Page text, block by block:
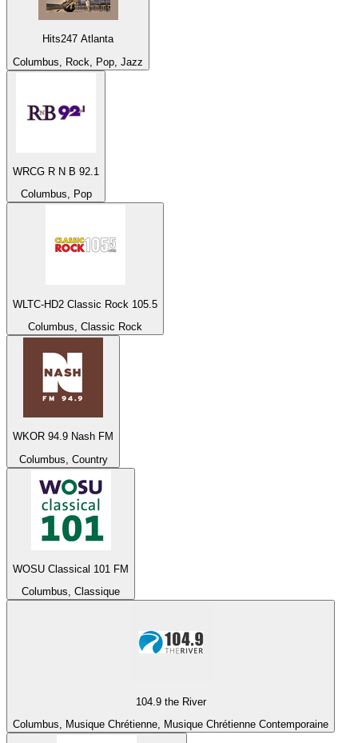
Hits247 Atlanta
Columbus, Rock, Pop, Jazz
WRCG R N B 92.1
Columbus, Pop
WLTC-HD2 Classic Rock 105.5
Columbus, Classic Rock
WKOR 94.9 Nash FM
Columbus, Country
WOSU Classical 101 FM
Columbus, Classique
104.9 the River
Columbus, Musique Chrétienne, Musique Chrétienne Contemporaine